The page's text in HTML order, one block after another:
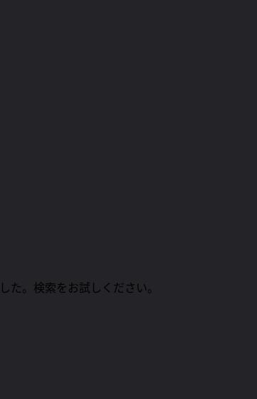
た。検索をお試しください。